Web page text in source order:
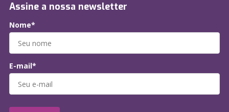
Assine a nossa newsletter
Nome*
E-mail*